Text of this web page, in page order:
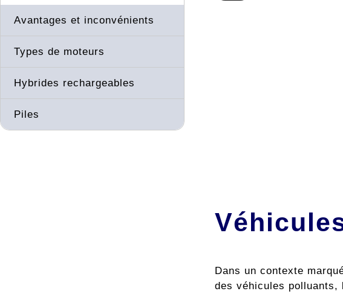
Avantages et inconvénients
Types de moteurs
Hybrides rechargeables
Piles
Dans un contexte
des véhicules polluants,